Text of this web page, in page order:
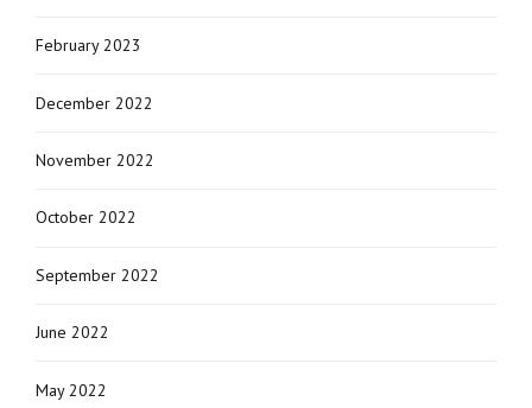
February 2023
December 2022
November 2022
October 2022
September 2022
June 2022
May 2022